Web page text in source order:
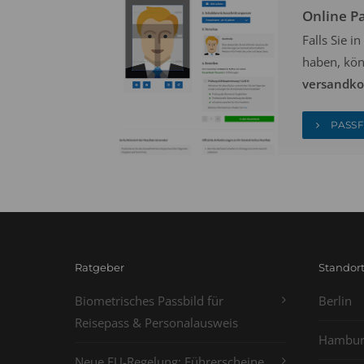
Online
Falls Sie
haben,
Ratgeber
Biometrisches Passbild für
Reisepass & Personalausweis
Berlin